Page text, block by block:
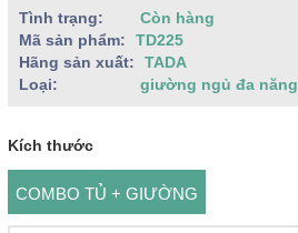
Tình trạng:
Còn hàng
Mã sản phẩm:
TD225
Hãng sản xuất:
TADA
Loại:
giường ngủ đa năng
Kích thước
COMBO TỦ + GIƯỜNG